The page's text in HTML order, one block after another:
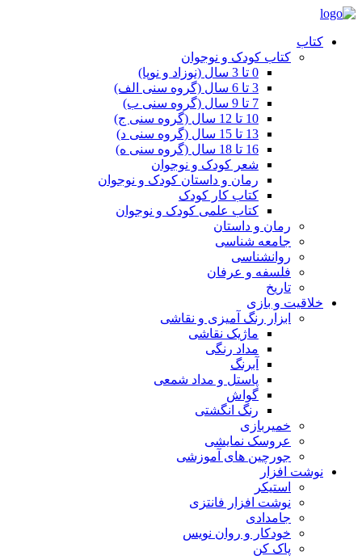
کتاب
کتاب کودک و نوجوان
0 تا 3 سال (نوزاد و نوپا)
3 تا 6 سال (گروه سنی الف)
7 تا 9 سال (گروه سنی ب)
10 تا 12 سال (گروه سنی ج)
13 تا 15 سال (گروه سنی د)
16 تا 18 سال (گروه سنی ه)
شعر کودک و نوجوان
رمان و داستان کودک و نوجوان
کتاب کار کودک
کتاب علمی کودک و نوجوان
رمان و داستان
جامعه شناسی
روانشناسی
فلسفه و عرفان
تاریخ
خلاقیت و بازی
ابزار رنگ آمیزی و نقاشی
ماژیک نقاشی
مداد رنگی
آبرنگ
پاستل و مداد شمعی
گواش
رنگ انگشتی
خمیربازی
عروسک نمایشی
جورچین های آموزشی
نوشت افزار
استیکر
نوشت افزار فانتزی
جامدادی
خودکار و روان نویس
پاک کن